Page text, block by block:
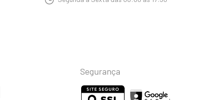
Segurança